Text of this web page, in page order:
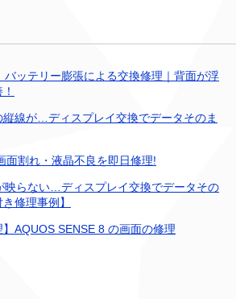
バッテリー膨張による交換修理｜背面が浮
線が…ディスプレイ交換でデータそのま
面割れ・液晶不良を即日修理!
映らない…ディスプレイ交換でデータその
修理事例】
】AQUOS SENSE 8 の画面の修理